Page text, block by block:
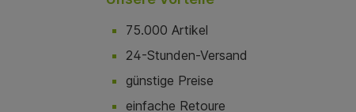
75.000 Artikel
24-Stunden-Versand
günstige Preise
einfache Retoure